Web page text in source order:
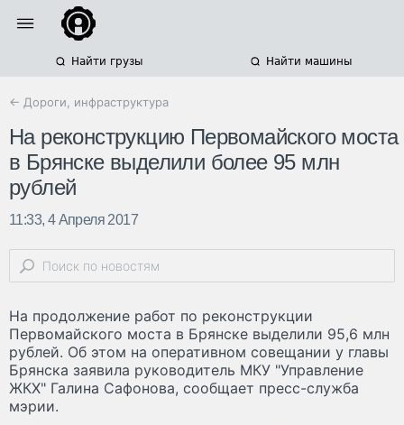
Найти грузы Найти машины
← Дороги, инфраструктура
На реконструкцию Первомайского моста
в Брянске выделили более 95 млн
рублей
11:33, 4 Апреля 2017
На продолжение работ по реконструкции
Первомайского моста в Брянске выделили 95,6 млн
рублей. Об этом на оперативном совещании у главы
Брянска заявила руководитель МКУ "Управление
ЖКХ" Галина Сафонова, сообщает пресс-служба
мэрии.